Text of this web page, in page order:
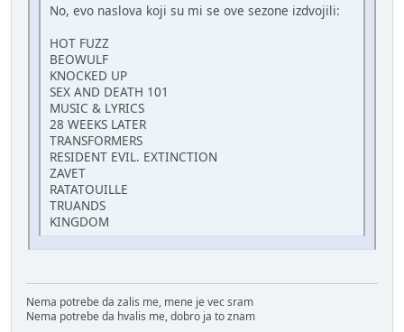
No, evo naslova koji su mi se ove sezone izdvojili:
HOT FUZZ
BEOWULF
KNOCKED UP
SEX AND DEATH 101
MUSIC & LYRICS
28 WEEKS LATER
TRANSFORMERS
RESIDENT EVIL. EXTINCTION
ZAVET
RATATOUILLE
TRUANDS
KINGDOM
Nema potrebe da zalis me, mene je vec sram
Nema potrebe da hvalis me, dobro ja to znam